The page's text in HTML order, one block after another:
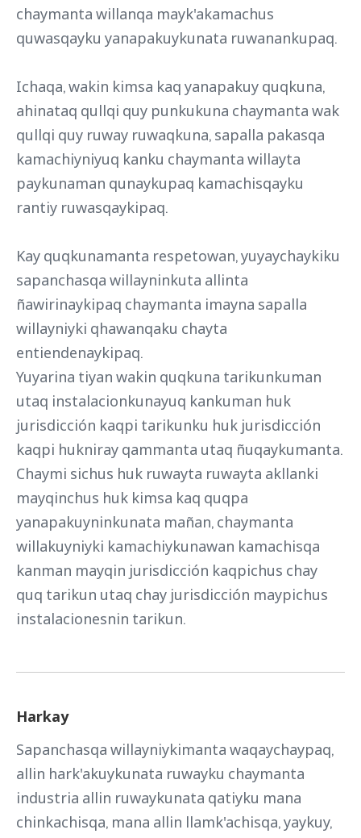
chaymanta willanqa mayk'akamachus
quwasqayku yanapakuykunata ruwanankupaq.
Ichaqa, wakin kimsa kaq yanapakuy quqkuna,
ahinataq qullqi quy punkukuna chaymanta wak
qullqi quy ruway ruwaqkuna, sapalla pakasqa
kamachiyniyuq kanku chaymanta willayta
paykunaman qunaykupaq kamachisqayku
rantiy ruwasqaykipaq.
Kay quqkunamanta respetowan, yuyaychaykiku
sapanchasqa willayninkuta allinta
ñawirinaykipaq chaymanta imayna sapalla
willayniyki qhawanqaku chayta
entiendenaykipaq.
Yuyarina tiyan wakin quqkuna tarikunkuman
utaq instalacionkunayuq kankuman huk
jurisdicción kaqpi tarikunku huk jurisdicción
kaqpi hukniray qammanta utaq ñuqaykumanta.
Chaymi sichus huk ruwayta ruwayta akllanki
mayqinchus huk kimsa kaq quqpa
yanapakuyninkunata mañan, chaymanta
willakuyniyki kamachiykunawan kamachisqa
kanman mayqin jurisdicción kaqpichus chay
quq tarikun utaq chay jurisdicción maypichus
instalacionesnin tarikun.
Harkay
Sapanchasqa willayniykimanta waqaychaypaq,
allin hark'akuykunata ruwayku chaymanta
industria allin ruwaykunata qatiyku mana
chinkachisqa, mana allin llamk'achisqa, yaykuy,